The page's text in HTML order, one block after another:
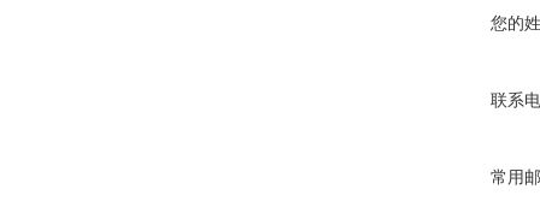
您的
联系
常用